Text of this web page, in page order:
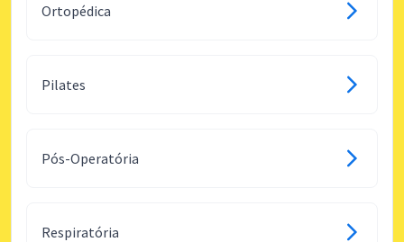
Ortopédica
Pilates
Pós-Operatória
Respiratória